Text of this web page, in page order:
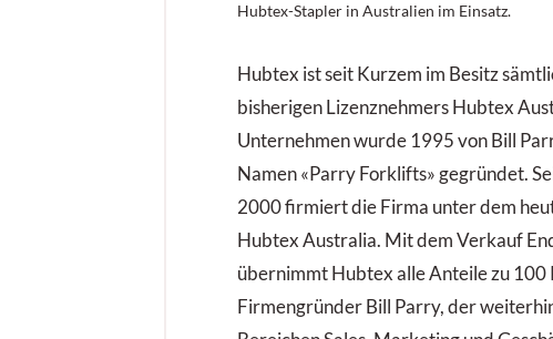
Hubtex-Stapler in Australien im Einsatz.
Hubtex ist seit Kurzem im Besitz
bisherigen Lizenznehmers Hubtex
Unternehmen wurde 1995 von Bill
Namen «Parry Forklifts» gegründet.
2000 firmiert die Firma unter dem
Hubtex Australia. Mit dem Verkauf
übernimmt Hubtex alle Anteile zu 100
Firmengründer Bill Parry, der